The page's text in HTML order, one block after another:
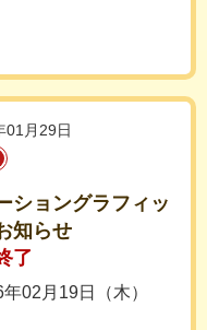
01月29日
ショングラフィッ
知らせ
了
02月19日（木）